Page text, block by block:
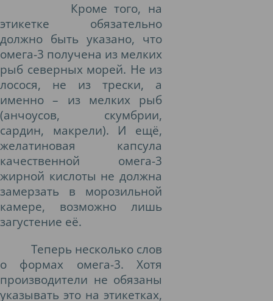
Кроме того, на
этикетке обязательно
должно быть указано, что
омега-3 получена из мелких
рыб северных морей. Не из
лосося, не из трески, а
именно – из мелких рыб
(анчоусов, скумбрии,
сардин, макрели). И ещё,
желатиновая капсула
качественной омега-3
жирной кислоты не должна
замерзать в морозильной
камере, возможно лишь
загустение её.
Теперь несколько слов
о формах омега-3. Хотя
производители не обязаны
указывать это на этикетках,